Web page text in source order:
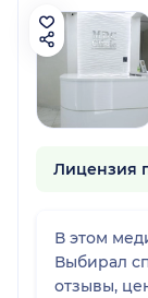
Лицензия
В этом
Выбирал
отзывы,